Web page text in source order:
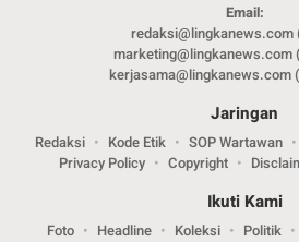
Email:
redaksi@lingkanews.com
marketing@lingkanews.com
kerjasama@lingkanews.com
Jaringan
Redaksi Kode Etik SOP Wartawan
Privacy Policy
Copyright
Ikuti Kami
Foto Headline Koleksi Politik